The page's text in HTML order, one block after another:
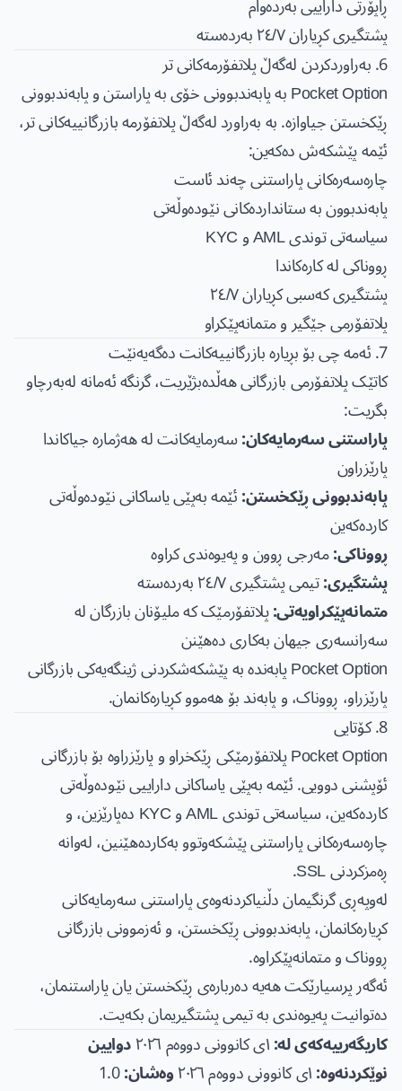
پشتگیری کڕیاران ٢٤/٧ بەردەستە
6. بەراوردکردن لەگەڵ پلاتفۆرمەکانی تر
Pocket Option بە پابەندبوونی خۆی بە پاراستن و پابەندبوونی
ڕێکخستن جیاوازە. بە بەراورد لەگەڵ پلاتفۆرمە بازرگانییەکانی تر،
ئێمە پێشکەش دەکەین:
چارەسەرەکانی پاراستنی چەند ئاست
پابەندبوون بە ستانداردەکانی نێودەوڵەتی
سیاسەتی توندی AML و KYC
ڕووناکی لە کارەکاندا
پشتگیری کەسبی کڕیاران ٢٤/٧
پلاتفۆرمی جێگیر و متمانەپێکراو
7. ئەمە چی بۆ بڕیارە بازرگانییەکانت دەگەیەنێت
کاتێک پلاتفۆرمی بازرگانی هەڵدەبژێریت، گرنگە ئەمانە لەبەرچاو
بگریت:
پاراستنی سەرمایەکان:سەرمایەکانت لە هەژمارە جیاکاندا
پارێزراون
پابەندبوونی ڕێکخستن:ئێمە بەپێی یاساکانی نێودەوڵەتی
کاردەکەین
ڕووناکی:مەرجی ڕوون و پەیوەندی کراوە
پشتگیری:تیمی پشتگیری ٢٤/٧ بەردەستە
متمانەپێکراویەتی:پلاتفۆرمێک کە ملیۆنان بازرگان لە
سەرانسەری جیهان بەکاری دەهێنن
Pocket Option پابەندە بە پێشکەشکردنی ژینگەیەکی بازرگانی
پارێزراو، ڕووناک، و پابەند بۆ هەموو کڕیارەکانمان.
8. کۆتایی
Pocket Option پلاتفۆرمێکی ڕێکخراو و پارێزراوە بۆ بازرگانی
ئۆپشنی دوویی. ئێمە بەپێی یاساکانی داراییی نێودەوڵەتی
کاردەکەین، سیاسەتی توندی AML و KYC دەپارێزین، و
چارەسەرەکانی پاراستنی پێشکەوتوو بەکاردەهێنین، لەوانە
ڕەمزکردنی SSL.
لەوپەڕی گرنگیمان دڵنیاکردنەوەی پاراستنی سەرمایەکانی
کڕیارەکانمان، پابەندبوونی ڕێکخستن، و ئەزموونی بازرگانی
ڕووناک و متمانەپێکراوە.
ئەگەر پرسیارێکت هەیە دەربارەی ڕێکخستن یان پاراستنمان،
دەتوانیت پەیوەندی بە تیمی پشتگیریمان بکەیت.
کاریگەرییەکەی لە:
دوایین
نوێکردنەوە:
وەشان:1.0